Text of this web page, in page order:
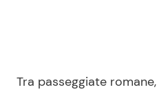
Tra passeggiate